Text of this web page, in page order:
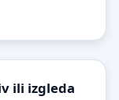
ili izgleda